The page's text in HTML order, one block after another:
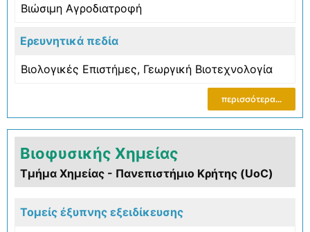
Βιώσιμη Αγροδιατροφή
Ερευνητικά πεδία
Βιολογικές Επιστήμες, Γεωργική Bιοτεχνολογία
περισσότερα...
Βιοφυσικής Χημείας
Τμήμα Χημείας - Πανεπιστήμιο Κρήτης (UoC)
Τομείς έξυπνης εξειδίκευσης